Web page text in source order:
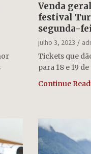
Venda
festival
segunda-
julho 3, 2023
Tickets que
para 18 e 19
Continue